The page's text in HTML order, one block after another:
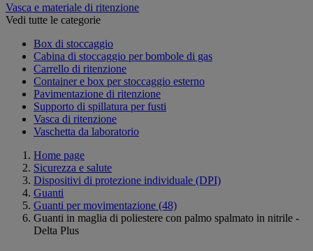
Vasca e materiale di ritenzione
Vedi tutte le categorie
Box di stoccaggio
Cabina di stoccaggio per bombole di gas
Carrello di ritenzione
Container e box per stoccaggio esterno
Pavimentazione di ritenzione
Supporto di spillatura per fusti
Vasca di ritenzione
Vaschetta da laboratorio
Home page
Sicurezza e salute
Dispositivi di protezione individuale (DPI)
Guanti
Guanti per movimentazione (48)
Guanti in maglia di poliestere con palmo spalmato in nitrile -
Delta Plus